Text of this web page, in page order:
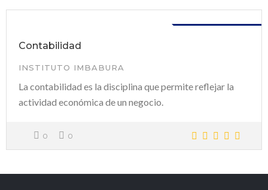
Contabilidad
INSTITUTO IMBABURA
La contabilidad es la disciplina que permite reflejar la
actividad económica de un negocio.
0 0